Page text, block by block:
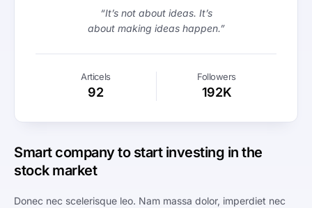
“It’s not about ideas. It’s
about making ideas happen.”
Articels
92
Followers
192K
Smart company to start investing in the
stock market
Donec nec scelerisque leo. Nam massa dolor, imperdiet nec